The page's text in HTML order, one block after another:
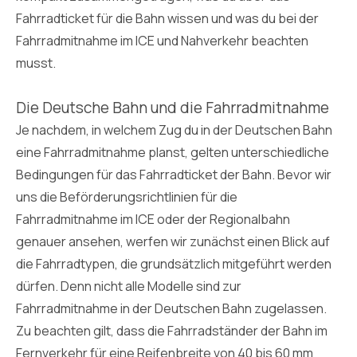
Fahrradticket für die Bahn wissen und was du bei der
Fahrradmitnahme im ICE und Nahverkehr beachten
musst.
Die Deutsche Bahn und die Fahrradmitnahme
Je nachdem, in welchem Zug du in der Deutschen Bahn
eine Fahrradmitnahme planst, gelten unterschiedliche
Bedingungen für das Fahrradticket der Bahn. Bevor wir
uns die Beförderungsrichtlinien für die
Fahrradmitnahme im ICE oder der Regionalbahn
genauer ansehen, werfen wir zunächst einen Blick auf
die Fahrradtypen, die grundsätzlich mitgeführt werden
dürfen. Denn nicht alle Modelle sind zur
Fahrradmitnahme in der Deutschen Bahn zugelassen.
Zu beachten gilt, dass die Fahrradständer der Bahn im
Fernverkehr für eine Reifenbreite von 40 bis 60 mm